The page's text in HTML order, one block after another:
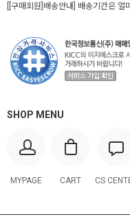
[[구매회원]배송안내] 배송기간은 얼
SHOP MENU
MYPAGE CART CS